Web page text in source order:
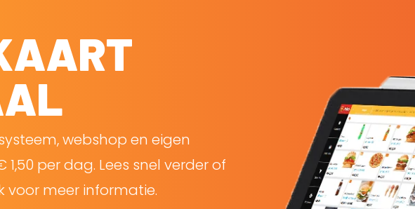
webshop en eigen
per dag. Lees snel verder of
voor meer informatie.